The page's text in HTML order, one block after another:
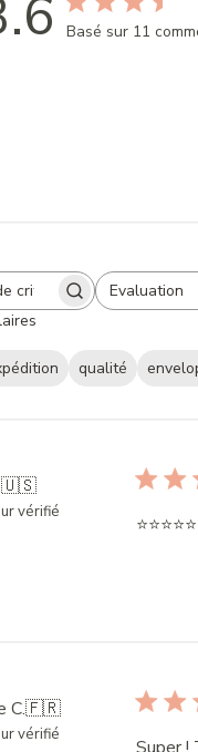
Basé sur 11
Evaluation
All ratings
qualité
🇺🇸
vérifié
⭐️⭐️⭐️⭐️⭐️
C.🇫🇷
vérifié